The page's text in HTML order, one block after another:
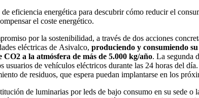
eficiencia energética para descubrir cómo reducir el
el coste energético.
por la sostenibilidad, a través de dos acciones
eléctricas de Asivalco, produciendo y consumiendo
CO2 a la atmósfera de más de 5.000 kg/año. La segunda
usuarios de vehículos eléctricos durante las 24 horas del
de residuos, que espera puedan implantarse en los
de luminarias por leds de bajo consumo en su sede o